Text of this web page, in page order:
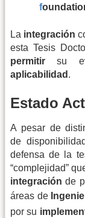
f
La integración
esta Tesis
permitir su
aplicabilidad .
Estado
A pesar de
de
defensa de la
“complejidad”
integración de
áreas de
por su